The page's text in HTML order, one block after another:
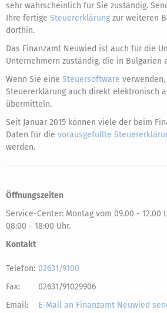
sehr wahrscheinlich für Sie zuständig.
Ihre fertige Steuererklärung zur weiteren
dorthin.
Das Finanzamt Neuwied ist auch für die
Unternehmern zuständig, die in Bulgarien
Wenn Sie eine Steuersoftware
Steuererklärung auch direkt elektronisch
übermitteln.
Seit Januar 2015 können viele der beim
Daten für die vorausgefüllte
werden.
Öffnungszeiten
Service-Center: Montag vom 09.00 - 12.00
08:00 - 18:00 Uhr.
Kontakt
Telefon: 02631/9100
Fax:
02631/91029906
Email:
E-Mail an Finanzamt Neuwied